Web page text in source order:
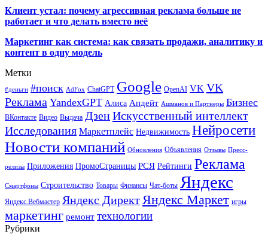
Клиент устал: почему агрессивная реклама больше не
работает и что делать вместо неё
Маркетинг как система: как связать продажи, аналитику и
контент в одну модель
Метки
#деньги #поиск AdFox ChatGPT Google OpenAI VK VK
Реклама YandexGPT Алиса Апдейт Ашманов и Партнеры Бизнес
ВКонтакте Видео Выдача ДзенИскусственный интеллект
Исследования Маркетплейс Недвижимость Нейросети
Новости компаний Обновления Объявления Отзывы Пресс-
релизы Приложения ПромоСтраницы РСЯ Рейтинги Реклама
Смартфоны Строительство Товары Финансы Чат-боты Яндекс
Яндекс.Вебмастер Яндекс Директ Яндекс Маркет игры
маркетинг ремонт технологии
Рубрики